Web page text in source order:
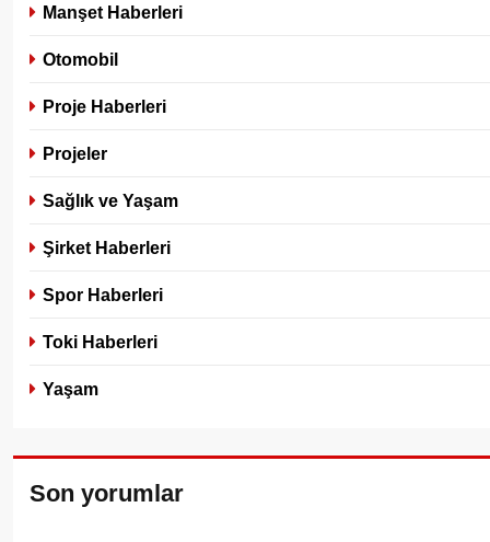
Manşet Haberleri
Otomobil
Proje Haberleri
Projeler
Sağlık ve Yaşam
Şirket Haberleri
Spor Haberleri
Toki Haberleri
Yaşam
Son yorumlar